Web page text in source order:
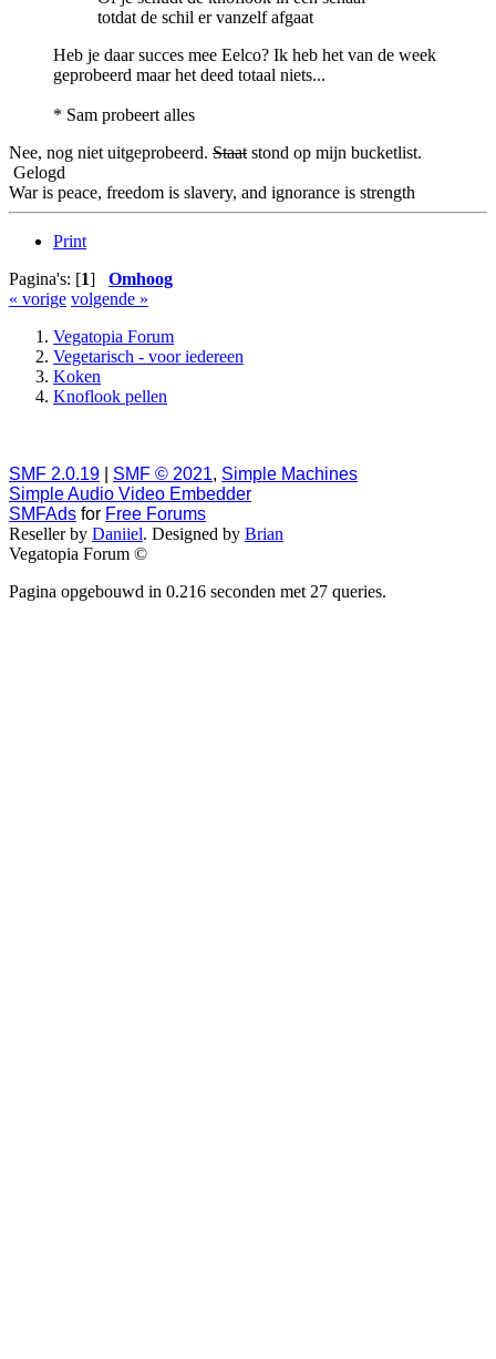
totdat de schil er vanzelf afgaat
Heb je daar succes mee Eelco? Ik heb het van de week
geprobeerd maar het deed totaal niets...
* Sam probeert alles
Nee, nog niet uitgeprobeerd. Staat stond op mijn bucketlist.
Gelogd
War is peace, freedom is slavery, and ignorance is strength
Print
Pagina's: [1] Omhoog
« vorige volgende »
Vegatopia Forum
Vegetarisch - voor iedereen
Koken
Knoflook pellen
SMF 2.0.19 SMF © 2021, Simple Machines
Simple Audio Video Embedder
SMFAds for Free Forums
Reseller by Daniiel. Designed by Brian
Vegatopia Forum ©
Pagina opgebouwd in 0.216 seconden met 27 queries.